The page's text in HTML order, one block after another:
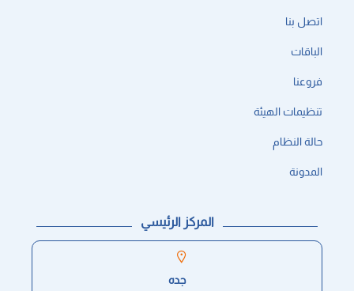
اتصل بنا
الباقات
فروعنا
تنظيمات الهيئة
حالة النظام
المدونة
المركز الرئيسي
جده